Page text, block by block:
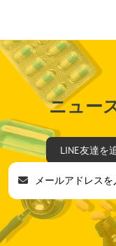
ニュー
LINE友達を